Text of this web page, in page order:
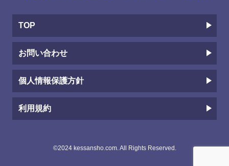
TOP
お問い合わせ
個人情報保護方針
利用規約
©2024 kessansho.com. All Rights Reserved.